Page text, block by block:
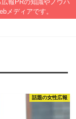
報PRの知識やノウハ
メディアです。
話題の女性広報